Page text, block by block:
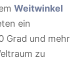
Weitwinkel
ein
Grad und mehr
zu